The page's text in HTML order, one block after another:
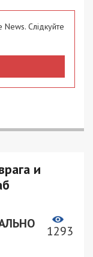
Слідкуйте
и
1293